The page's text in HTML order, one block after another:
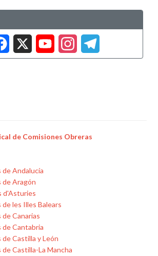
Facebook
X
de Comisiones Obreras
Andalucía
de Aragón
d'Asturies
les Illes Balears
Canarias
de Cantabria
Castilla y León
Castilla-La Mancha